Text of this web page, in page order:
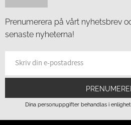
Prenumerera på vårt nyhetsbrev
senaste nyheterna!
Dina personuppgifter behandlas i